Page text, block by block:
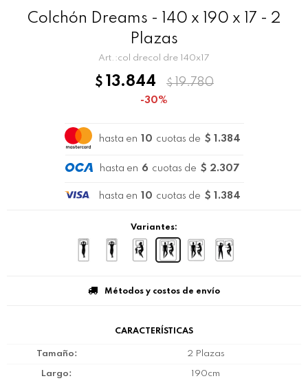
Colchón Dreams - 140 x 190 x 17 - 2
Plazas
col drecol dre 140x17
$ 13.844 $ 19.780
30
hasta en 10 cuotas de $ 1.384
hasta en 6 cuotas de $ 2.307
hasta en 10 cuotas de $ 1.384
Variantes:
Métodos y costos de envío
CARACTERÍSTICAS
Tamaño 2 Plazas
Largo 190cm